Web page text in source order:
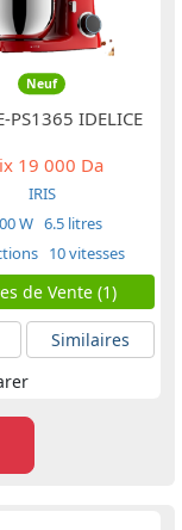
Neuf
PS1365 IDELICE
19 000 Da
IRIS
W 6.5 litres
10 vitesses
de Vente (1)
Similaires